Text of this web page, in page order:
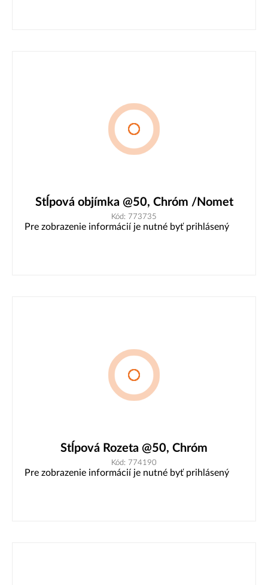
Stĺpová objímka @50, Chróm /Nomet
Kód: 773735
Pre zobrazenie informácií je nutné byť prihlásený
Stĺpová Rozeta @50, Chróm
Kód: 774190
Pre zobrazenie informácií je nutné byť prihlásený